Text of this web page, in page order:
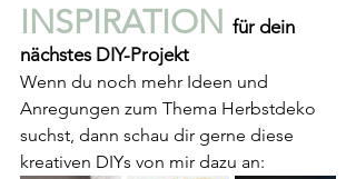
INSPIRATION für dein
nächstes DIY-Projekt
Wenn du noch mehr Ideen und
Anregungen zum Thema Herbstdeko
suchst, dann schau dir gerne diese
kreativen DIYs von mir dazu an: